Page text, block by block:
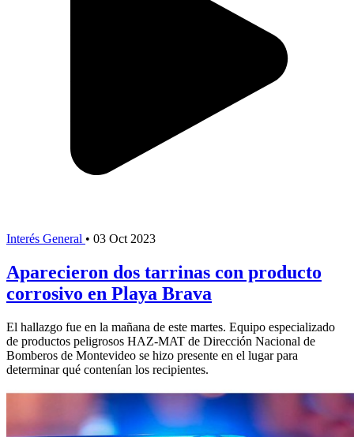
Interés General • 03 Oct 2023
Aparecieron dos tarrinas con producto
corrosivo en Playa Brava
El hallazgo fue en la mañana de este martes. Equipo especializado
de productos peligrosos HAZ-MAT de Dirección Nacional de
Bomberos de Montevideo se hizo presente en el lugar para
determinar qué contenían los recipientes.